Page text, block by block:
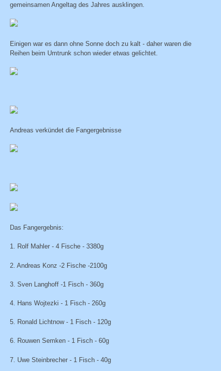
gemeinsamen Angeltag des Jahres ausklingen.
Einigen war es dann ohne Sonne doch zu kalt - daher waren die
Reihen beim Umtrunk schon wieder etwas gelichtet.
Andreas verkündet die Fangergebnisse
Das Fangergebnis:
1. Rolf Mahler - 4 Fische - 3380g
2. Andreas Konz -2 Fische -2100g
3. Sven Langhoff -1 Fisch - 360g
4. Hans Wojtezki - 1 Fisch - 260g
5. Ronald Lichtnow - 1 Fisch - 120g
6. Rouwen Semken - 1 Fisch - 60g
7. Uwe Steinbrecher - 1 Fisch - 40g